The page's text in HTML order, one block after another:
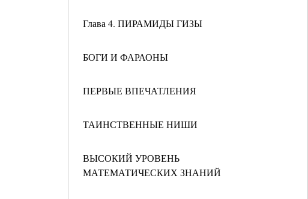
Глава 4. ПИРАМИДЫ ГИЗЫ
БОГИ И ФАРАОНЫ
ПЕРВЫЕ ВПЕЧАТЛЕНИЯ
ТАИНСТВЕННЫЕ НИШИ
ВЫСОКИЙ УРОВЕНЬ
МАТЕМАТИЧЕСКИХ ЗНАНИЙ